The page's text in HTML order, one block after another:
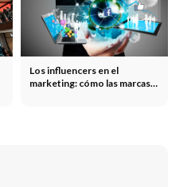
Los influencers en el
marketing: cómo las marcas